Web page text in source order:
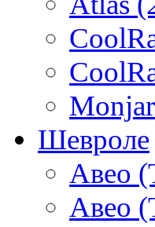
Шевроле
Авео
Авео